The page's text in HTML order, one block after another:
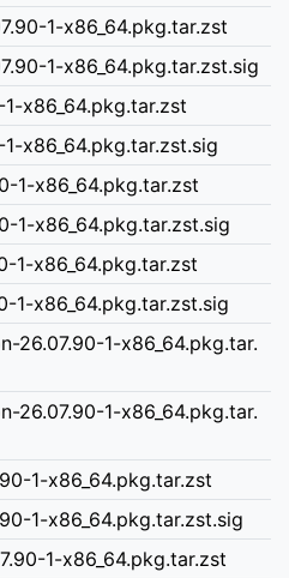
1-x86_64.pkg.tar.zst
1-x86_64.pkg.tar.zst.sig
x86_64.pkg.tar.zst
x86_64.pkg.tar.zst.sig
1-x86_64.pkg.tar.zst
1-x86_64.pkg.tar.zst.sig
1-x86_64.pkg.tar.zst
1-x86_64.pkg.tar.zst.sig
26.07.90-1-x86_64.pkg.tar.
26.07.90-1-x86_64.pkg.tar.
1-x86_64.pkg.tar.zst
1-x86_64.pkg.tar.zst.sig
1-x86_64.pkg.tar.zst